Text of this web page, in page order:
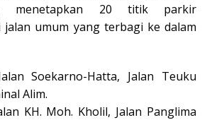
menetapkan 20 titik parkir
umum yang terbagi ke dalam
Soekarno-Hatta, Jalan Teuku
Alim.
KH. Moh. Kholil, Jalan Panglima